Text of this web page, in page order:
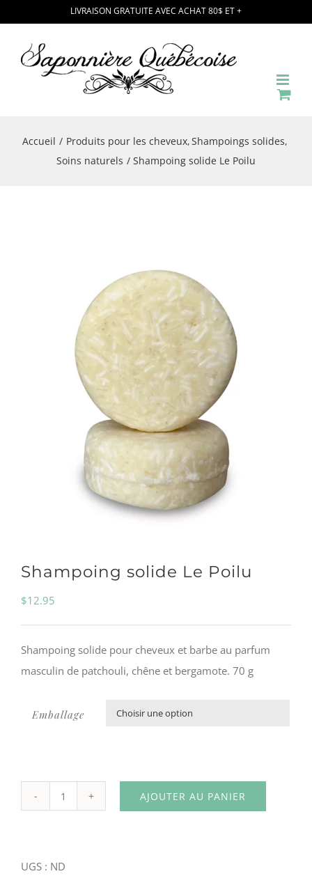
contenu
LIVRAISON GRATUITE AVEC ACHAT 80$ ET +
Accueil Produits pour les cheveux Shampoings solides
Soins naturels
Shampoing solide Le Poilu
Shampoing solide Le Poilu
$12.95
Shampoing solide pour cheveux et barbe au parfum
masculin de patchouli, chêne et bergamote. 70 g
Emballage
solide
AJOUTER AU PANIER
UGS : ND